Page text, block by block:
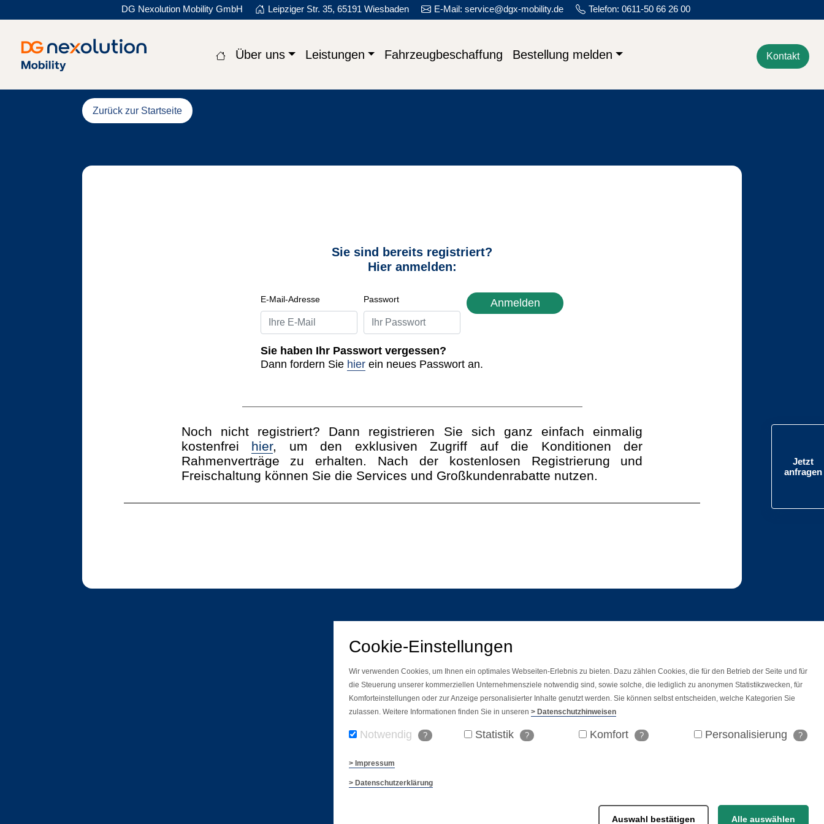
Cookie-Einstellungen
Wir verwenden Cookies, um Ihnen ein optimales Webseiten-Erlebnis zu bieten. Dazu zählen Cookies, die für den Betrieb der Seite und für
die Steuerung unserer kommerziellen Unternehmensziele notwendig sind, sowie solche, die lediglich zu anonymen Statistikzwecken, für
Komforteinstellungen oder zur Anzeige personalisierter Inhalte genutzt werden. Sie können selbst entscheiden, welche Kategorien Sie
zulassen. Weitere Informationen finden Sie in unseren > Datenschutzhinweisen
Notwendig ? Statistik ? Komfort ? Personalisierung ?
> Impressum
> Datenschutzerklärung
Alle auswählen
Auswahl bestätigen
Jetzt
anfragen
DG Nexolution Mobility GmbH Leipziger Str. 35, 65191 Wiesbaden E-Mail: service@dgx-mobility.de Telefon: 0611-50 66 26 00
Zur Startseite
Über uns Leistungen Fahrzeugbeschaffung Bestellung melden Kontakt
Zurück zur Startseite
Sie sind bereits registriert?
Hier anmelden:
E-Mail-Adresse Passwort Anmelden
Sie haben Ihr Passwort vergessen?
Dann fordern Sie hierein neues Passwort an.
Noch nicht registriert? Dann registrieren Sie sich ganz einfach einmalig
kostenfrei hier, um den exklusiven Zugriff auf die Konditionen der
Rahmenverträge zu erhalten. Nach der kostenlosen Registrierung und
Freischaltung können Sie die Services und Großkundenrabatte nutzen.